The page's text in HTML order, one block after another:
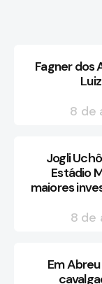
Fagner dos
8 de
Jogli
Estádio
maiores
8 de
Em